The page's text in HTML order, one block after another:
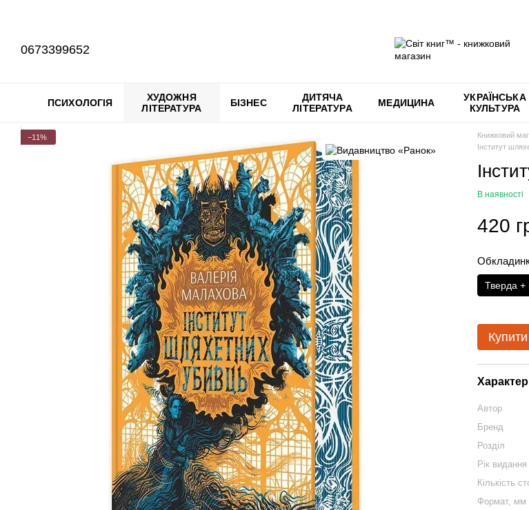
0673399652
ПСИХОЛОГІЯ
ХУДОЖНЯ
ЛІТЕРАТУРА
БІЗНЕС
ДИТЯЧА
ЛІТЕРАТУРА
МЕДИЦИНА
УКРАЇНСЬКА
КУЛЬТУРА
−11% Книжковий
Інститут
В наявності
420
Тверда +
Купити
Автор
Бренд
Розділ
Рік видання
Кількість
Формат, мм